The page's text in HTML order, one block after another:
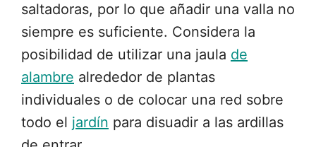
saltadoras, por lo que añadir una valla no
siempre es suficiente. Considera la
posibilidad de utilizar una jaula de
alambre alrededor de plantas
individuales o de colocar una red sobre
todo el jardín para disuadir a las ardillas